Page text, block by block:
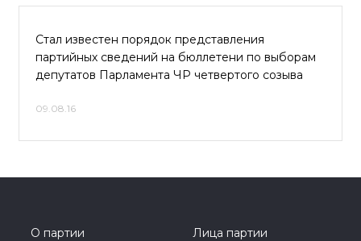
Стал известен порядок представления
партийных сведений на бюллетени по выборам
депутатов Парламента ЧР четвертого созыва
09.08.16
О партии
Лица партии